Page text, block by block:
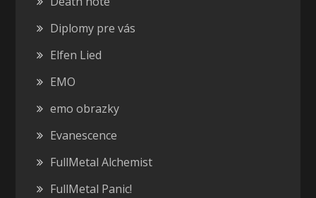
Diplomy pre vás
Elfen Lied
EMO
emo obrazky
Evanescence
FullMetal Alchemist
FullMetal Panic!